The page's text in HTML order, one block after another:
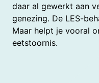
daar al gewerkt aan
genezing. De LES-
Maar helpt je vooral
eetstoornis.